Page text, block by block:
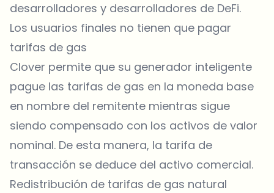
desarrolladores y desarrolladores de DeFi.
Los usuarios finales no tienen que pagar
tarifas de gas
Clover permite que su generador inteligente
pague las tarifas de gas en la moneda base
en nombre del remitente mientras sigue
siendo compensado con los activos de valor
nominal. De esta manera, la tarifa de
transacción se deduce del activo comercial.
Redistribución de tarifas de gas natural